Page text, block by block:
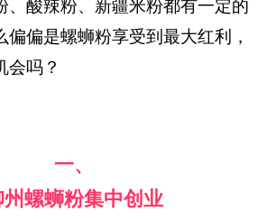
、酸辣粉、新疆米粉都有一定的
偏偏是螺蛳粉享受到最大红利，
会吗？
一、
州螺蛳粉集中创业